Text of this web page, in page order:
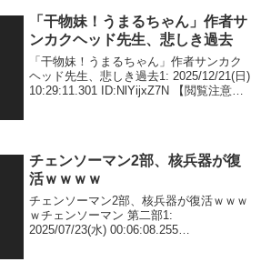
「干物妹！うまるちゃん」作者サ
ンカクヘッド先生、悲しき過去
「干物妹！うまるちゃん」作者サンカク
ヘッド先生、悲しき過去1: 2025/12/21(日)
10:29:11.301 ID:NlYijxZ7N 【閲覧注意】
チェンソーマン2部、核兵器が復
活ｗｗｗｗ
チェンソーマン2部、核兵器が復活ｗｗｗ
ｗチェンソーマン 第二部1:
2025/07/23(水) 00:06:08.255